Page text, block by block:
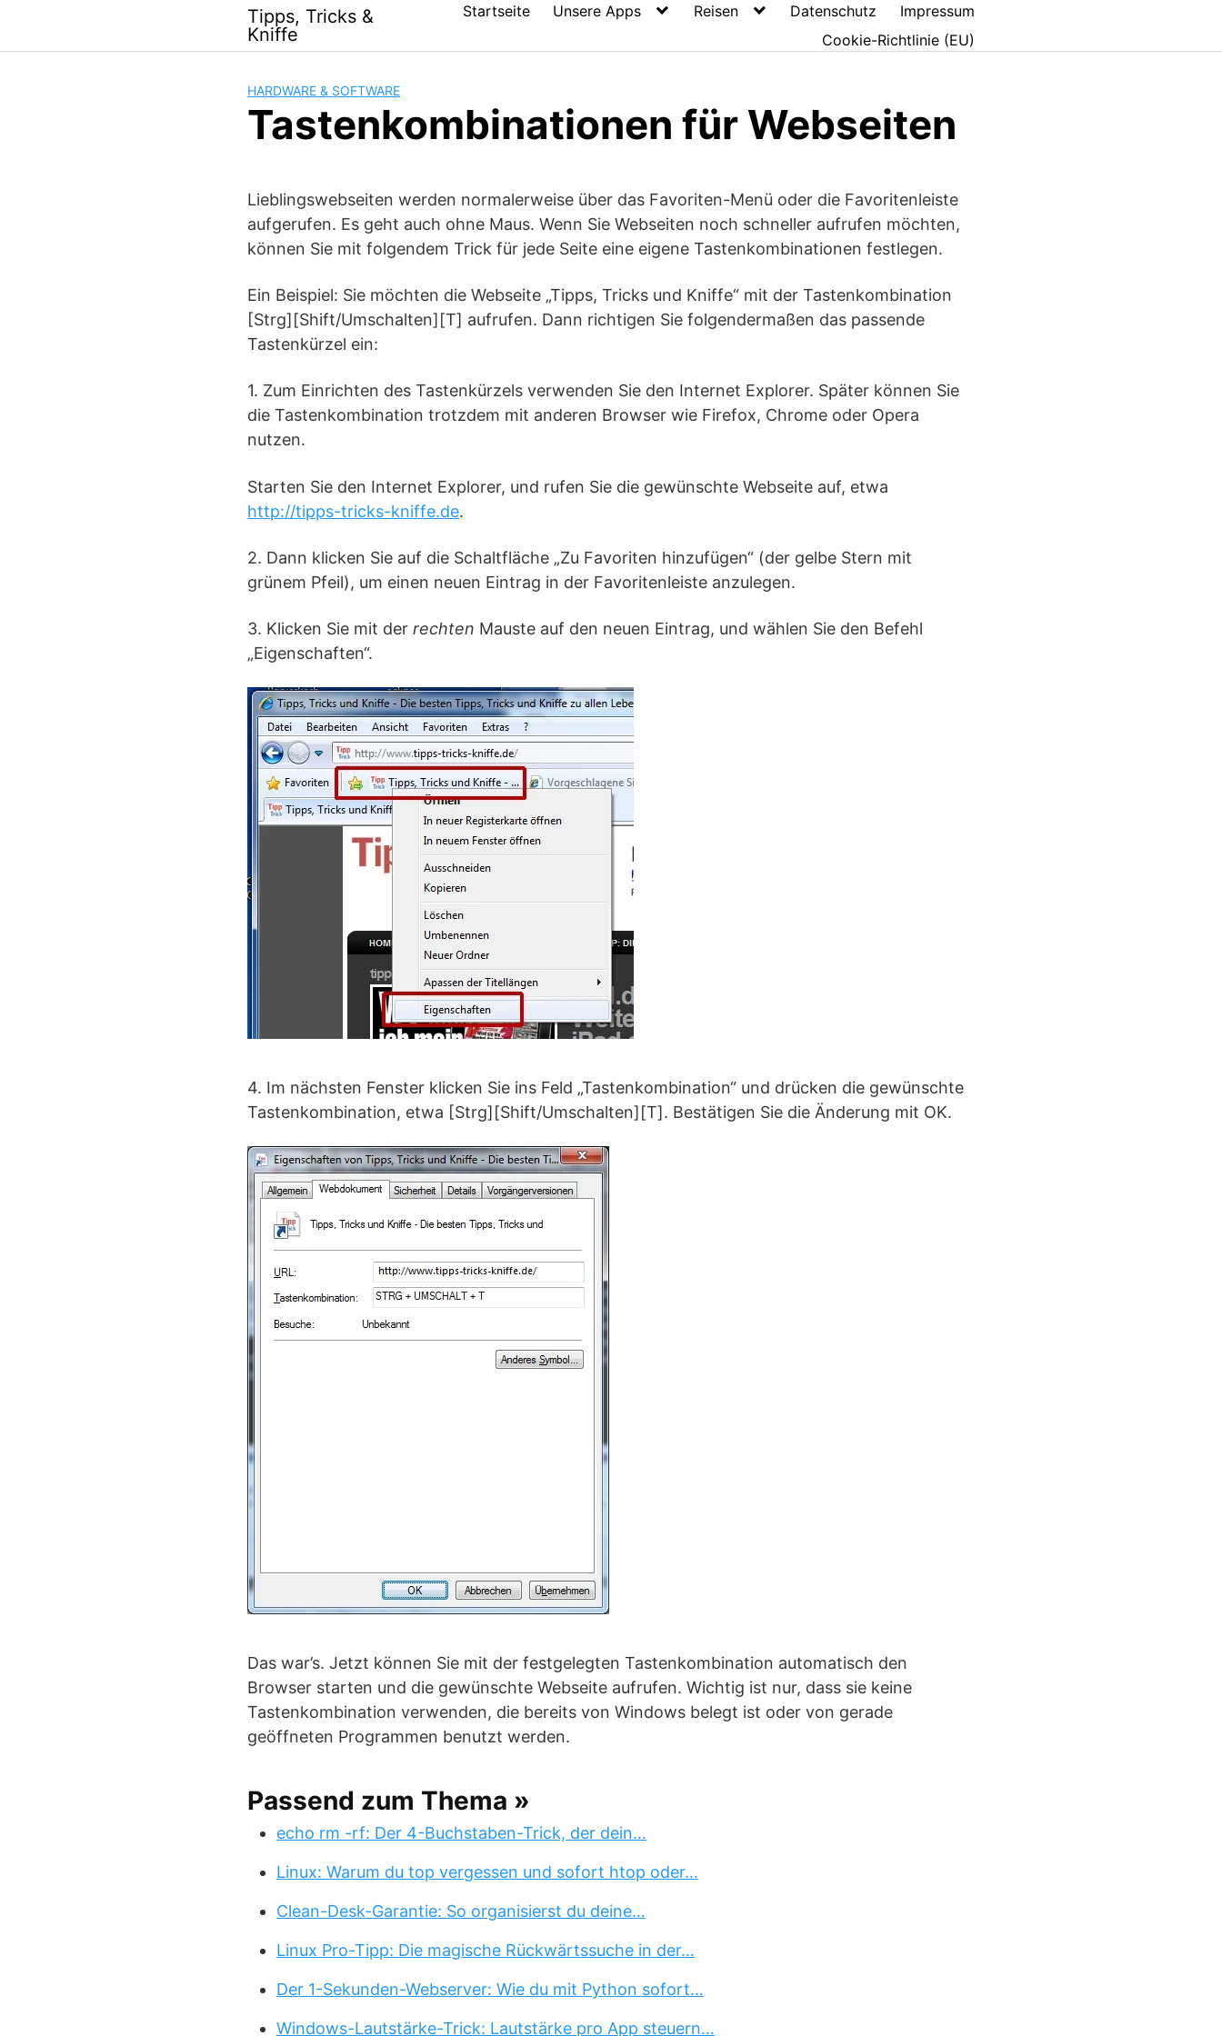
content
Tipps, Tricks &
Kniffe
Startseite Unsere Apps Reisen Datenschutz
Impressum
Cookie-Richtlinie (EU)
HARDWARE & SOFTWARE
Tastenkombinationen für Webseiten
Lieblingswebseiten werden normalerweise über das Favoriten-Menü oder die Favoritenleiste
aufgerufen. Es geht auch ohne Maus. Wenn Sie Webseiten noch schneller aufrufen möchten,
können Sie mit folgendem Trick für jede Seite eine eigene Tastenkombinationen festlegen.
Ein Beispiel: Sie möchten die Webseite „Tipps, Tricks und Kniffe“ mit der Tastenkombination
[Strg][Shift/Umschalten][T] aufrufen. Dann richtigen Sie folgendermaßen das passende
Tastenkürzel ein:
1. Zum Einrichten des Tastenkürzels verwenden Sie den Internet Explorer. Später können Sie
die Tastenkombination trotzdem mit anderen Browser wie Firefox, Chrome oder Opera
nutzen.
Starten Sie den Internet Explorer, und rufen Sie die gewünschte Webseite auf, etwa
http://tipps-tricks-kniffe.de.
2. Dann klicken Sie auf die Schaltfläche „Zu Favoriten hinzufügen“ (der gelbe Stern mit
grünem Pfeil), um einen neuen Eintrag in der Favoritenleiste anzulegen.
3. Klicken Sie mit der rechten Mauste auf den neuen Eintrag, und wählen Sie den Befehl
„Eigenschaften“.
4. Im nächsten Fenster klicken Sie ins Feld „Tastenkombination“ und drücken die gewünschte
Tastenkombination, etwa [Strg][Shift/Umschalten][T]. Bestätigen Sie die Änderung mit OK.
Das war’s. Jetzt können Sie mit der festgelegten Tastenkombination automatisch den
Browser starten und die gewünschte Webseite aufrufen. Wichtig ist nur, dass sie keine
Tastenkombination verwenden, die bereits von Windows belegt ist oder von gerade
geöffneten Programmen benutzt werden.
Passend zum Thema »
echo rm -rf: Der 4-Buchstaben-Trick, der dein…
Linux: Warum du top vergessen und sofort htop oder…
Clean-Desk-Garantie: So organisierst du deine…
Linux Pro-Tipp: Die magische Rückwärtssuche in der…
Der 1-Sekunden-Webserver: Wie du mit Python sofort…
Windows-Lautstärke-Trick: Lautstärke pro App steuern…